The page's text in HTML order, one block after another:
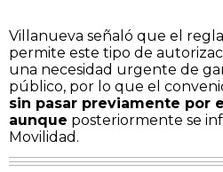
Villanueva señaló que el
permite este tipo de
una necesidad urgente de
público, por lo que el
sin pasar previamente por
aunque posteriormente se
Movilidad.